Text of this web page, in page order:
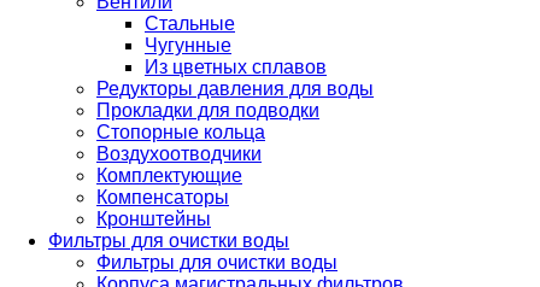
Стальные
Чугунные
Из цветных сплавов
Редукторы давления для воды
Прокладки для подводки
Стопорные кольца
Воздухоотводчики
Комплектующие
Компенсаторы
Кронштейны
Фильтры для очистки воды
Фильтры для очистки воды